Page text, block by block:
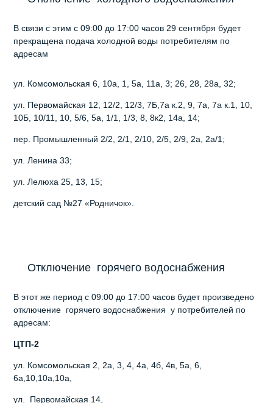
В связи с этим с 09:00 до 17:00 часов 29 сентября будет
прекращена подача холодной воды потребителям по
адресам
ул. Комсомольская 6, 10а, 1, 5а, 11а, 3; 26, 28, 28а, 32;
ул. Первомайская 12, 12/2, 12/3, 7Б,7а к.2, 9, 7а, 7а к.1, 10,
10Б, 10/11, 10, 5/6, 5а, 1/1, 1/3, 8, 8к2, 14а, 14;
пер. Промышленный 2/2, 2/1, 2/10, 2/5, 2/9, 2а, 2а/1;
ул. Ленина 33;
ул. Лелюха 25, 13, 15;
детский сад №27 «Родничок».
Отключение горячего водоснабжения
В этот же период с 09:00 до 17:00 часов будет произведено
отключение горячего водоснабжения у потребителей по
адресам:
ЦТП-2
ул. Комсомольская 2, 2а, 3, 4, 4а, 4б, 4в, 5а, 6,
6а,10,10а,10а,
ул. Первомайская 14,